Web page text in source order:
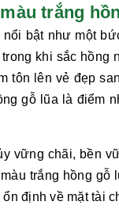
trắng
nổi bật như một
khi sắc hồng
tôn lên vẻ đẹp
gỗ lũa là điểm
vững chãi, bền
trắng hồng gỗ
định về mặt tài